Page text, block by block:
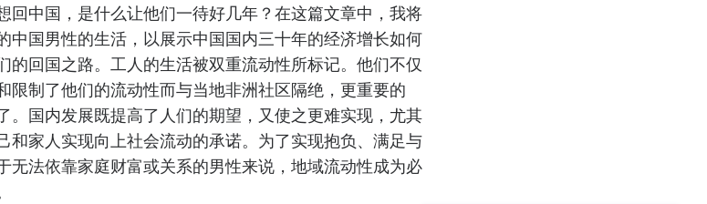
回中国，是什么让他们一待好几年？在这篇文章中，我将
中国男性的生活，以展示中国国内三十年的经济增长如何
的回国之路。工人的生活被双重流动性所标记。他们不仅
限制了他们的流动性而与当地非洲社区隔绝，更重要的
。国内发展既提高了人们的期望，又使之更难实现，尤其
和家人实现向上社会流动的承诺。为了实现抱负、满足与
无法依靠家庭财富或关系的男性来说，地域流动性成为必